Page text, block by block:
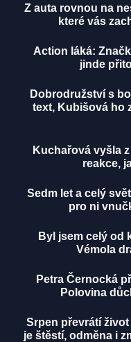
Z auta rovnou na
které vás
Action láká:
jinde
Dobrodružství s
text, Kubišová ho
Kuchařová vyšla
reakce,
Sedm let a celý
pro ni
Byl jsem celý od
Vémola
Petra Černocká
Polovina
Srpen převrátí
je štěstí, odměna i